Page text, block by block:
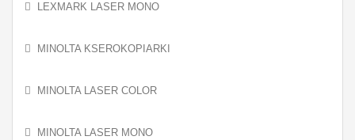
LEXMARK LASER MONO
MINOLTA KSEROKOPIARKI
MINOLTA LASER COLOR
MINOLTA LASER MONO